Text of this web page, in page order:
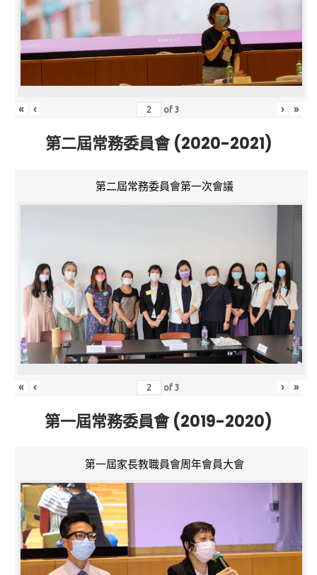
« ‹ of3 › »
第二屆常務委員會 (2020-2021)
第二屆常務委員會第一次會議
« ‹ of3 › »
第一屆常務委員會 (2019-2020)
第一屆家長教職員會周年會員大會